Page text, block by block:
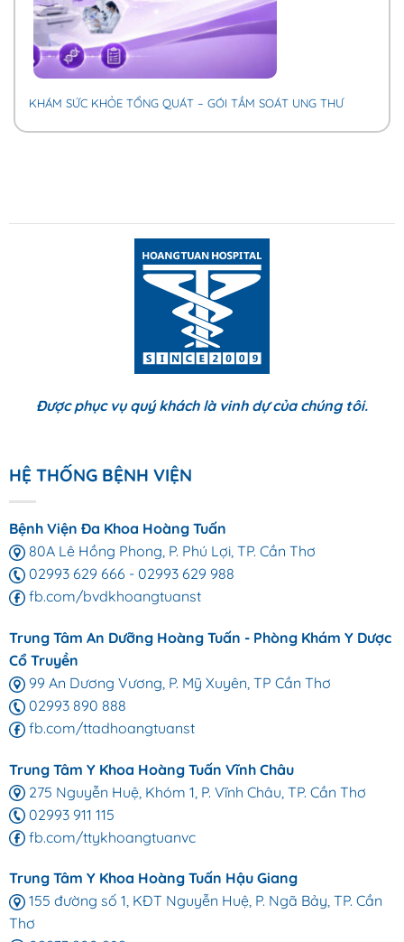
KHÁM SỨC KHỎE TỔNG QUÁT – GÓI TẦM SOÁT UNG THƯ
Được phục vụ quý khách là vinh dự của chúng tôi.
HỆ THỐNG BỆNH VIỆN
Bệnh Viện Đa Khoa Hoàng Tuấn
80A Lê Hồng Phong, P. Phú Lợi, TP. Cần Thơ
02993 629 666 - 02993 629 988
fb.com/bvdkhoangtuanst
Trung Tâm An Dưỡng Hoàng Tuấn - Phòng Khám Y Dược
Cổ Truyền
99 An Dương Vương, P. Mỹ Xuyên, TP Cần Thơ
02993 890 888
fb.com/ttadhoangtuanst
Trung Tâm Y Khoa Hoàng Tuấn Vĩnh Châu
275 Nguyễn Huệ, Khóm 1, P. Vĩnh Châu, TP. Cần Thơ
02993 911 115
fb.com/ttykhoangtuanvc
Trung Tâm Y Khoa Hoàng Tuấn Hậu Giang
155 đường số 1, KĐT Nguyễn Huệ, P. Ngã Bảy, TP. Cần
Thơ